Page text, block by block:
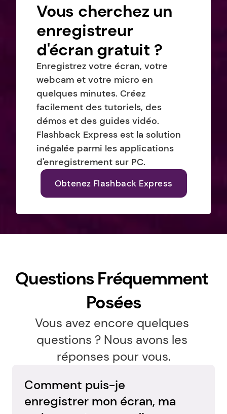
Vous cherchez un
enregistreur
d'écran gratuit ?
Enregistrez votre écran, votre
webcam et votre micro en
quelques minutes. Créez
facilement des tutoriels, des
démos et des guides vidéo.
Flashback Express est la solution
inégalée parmi les applications
d'enregistrement sur PC.
Obtenez Flashback Express
Questions Fréquemment
Posées
Vous avez encore quelques
questions ? Nous avons les
réponses pour vous.
Comment puis-je
enregistrer mon écran, ma